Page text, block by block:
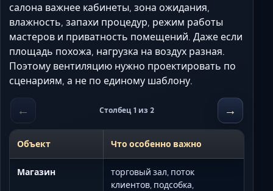
салона важнее кабинеты, зона ожидания,
влажность, запахи процедур, режим работы
мастеров и приватность помещений. Даже если
площадь похожа, нагрузка на воздух разная.
Поэтому вентиляцию нужно проектировать по
сценариям, а не по единому шаблону.
← Столбец 1 из 2 →
Объект Что особенно важно
Магазин
торговый зал, поток
клиентов, подсобка,